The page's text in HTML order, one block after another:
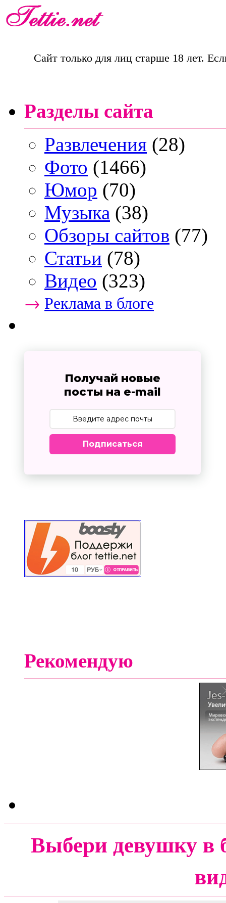
Сайт только для лиц старше 18 лет.
Разделы сайта
Развлечения (28)
Фото (1466)
Юмор (70)
Музыка (38)
Обзоры сайтов (77)
Статьи (78)
Видео (323)
→ Реклама в блоге
Получай новые
посты на e-mail
Подписаться
Рекомендую
Выбери девушку в